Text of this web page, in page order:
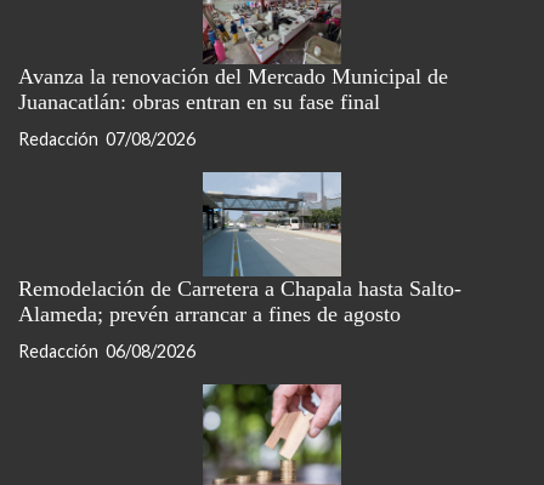
Avanza la renovación del Mercado Municipal de
Juanacatlán: obras entran en su fase final
Redacción 07/08/2026
Remodelación de Carretera a Chapala hasta Salto-
Alameda; prevén arrancar a fines de agosto
Redacción 06/08/2026